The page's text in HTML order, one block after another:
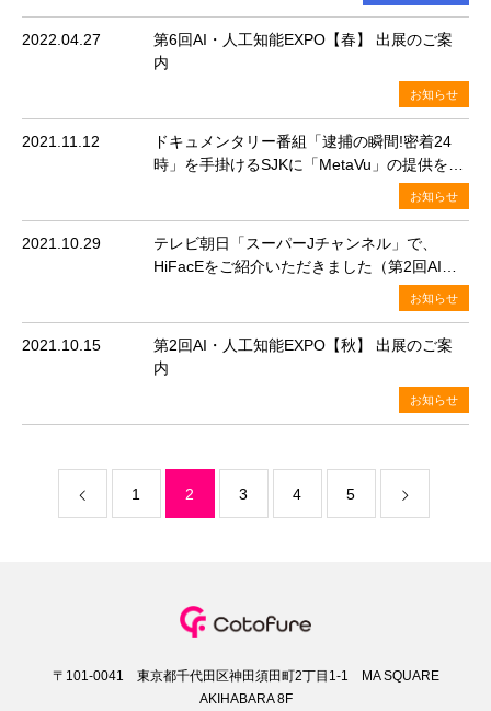
2022.04.27
第6回AI・人工知能EXPO【春】 出展のご案
内
お知らせ
2021.11.12
ドキュメンタリー番組「逮捕の瞬間!密着24
時」を手掛けるSJKに「MetaVu」の提供を開
お知らせ
2021.10.29
テレビ朝日「スーパーJチャンネル」で、
HiFacEをご紹介いただきました（第2回AI・
お知らせ
2021.10.15
第2回AI・人工知能EXPO【秋】 出展のご案
内
お知らせ
1 2 3 4 5
〒101-0041 東京都千代田区神田須田町2丁目1-1 MA SQUARE
AKIHABARA 8F